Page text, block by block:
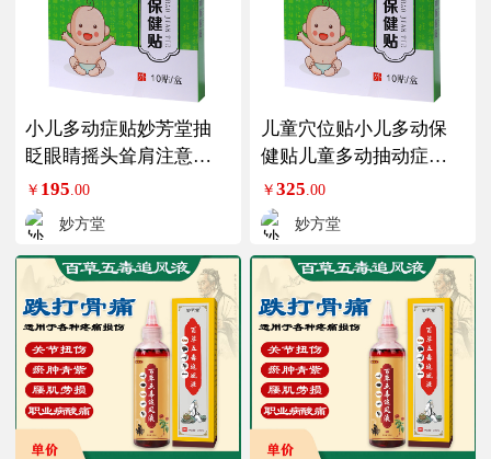
小儿多动症贴妙芳堂抽
眨眼睛摇头耸肩注意力
不集中多动贴3盒装
￥ 195 .00
妙方堂
儿童穴位贴小儿多动保
健贴儿童多动抽动症穴
位贴5盒装
￥325 .00
妙方堂